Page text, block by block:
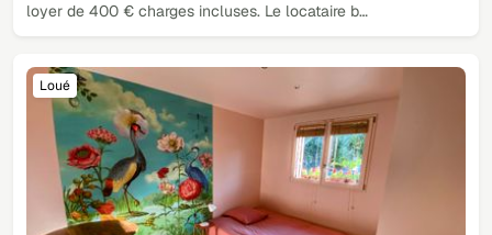
loyer de 400 € charges incluses. Le locataire b…
Loué